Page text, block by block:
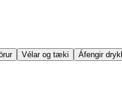
Vélar og tæki Áfengir